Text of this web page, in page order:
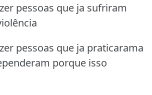
pessoas que ja sufriram
pessoas que ja praticarama
porque isso